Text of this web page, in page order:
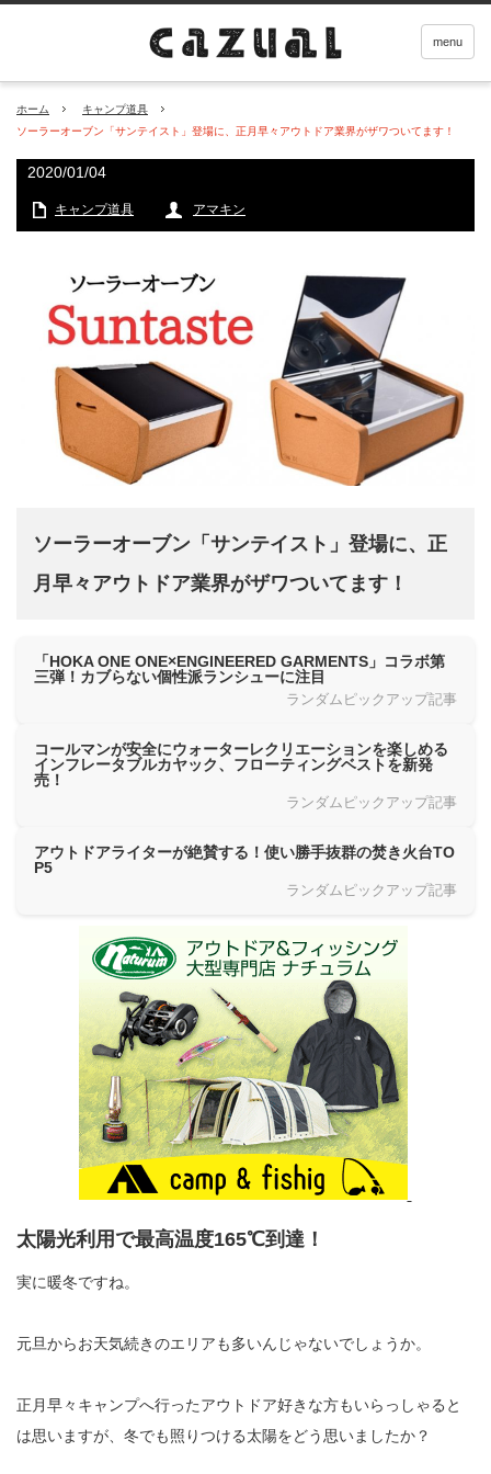
menu
ホーム
キャンプ道具
ソーラーオーブン「サンテイスト」登場に、正月早々アウトドア業界がザワついてます！
2020/01/04
キャンプ道具 アマキン
ソーラーオーブン「サンテイスト」登場に、正
月早々アウトドア業界がザワついてます！
「HOKA ONE ONE×ENGINEERED GARMENTS」コラボ第
三弾！カブらない個性派ランシューに注目
ランダムピックアップ記事
コールマンが安全にウォーターレクリエーションを楽しめる
インフレータブルカヤック、フローティングベストを新発
売！
ランダムピックアップ記事
アウトドアライターが絶賛する！使い勝手抜群の焚き火台TO
P5
ランダムピックアップ記事
太陽光利用で最高温度165℃到達！
実に暖冬ですね。
元旦からお天気続きのエリアも多いんじゃないでしょうか。
正月早々キャンプへ行ったアウトドア好きな方もいらっしゃると
は思いますが、冬でも照りつける太陽をどう思いましたか？